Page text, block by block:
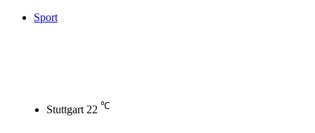
Sport
Stuttgart 22 ℃